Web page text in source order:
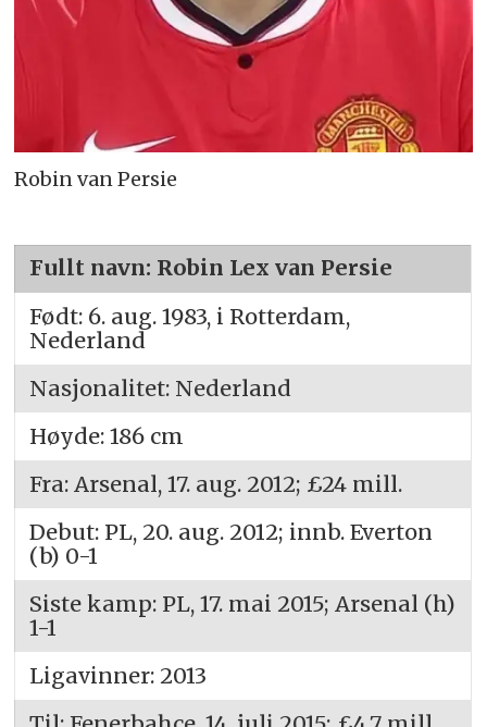
Robin van Persie
Fullt navn: Robin Lex van Persie
Født: 6. aug. 1983, i Rotterdam,
Nederland
Nasjonalitet: Nederland
Høyde: 186 cm
Fra: Arsenal, 17. aug. 2012; £24 mill.
Debut: PL, 20. aug. 2012; innb. Everton
(b) 0-1
Siste kamp: PL, 17. mai 2015; Arsenal (h)
1-1
Ligavinner: 2013